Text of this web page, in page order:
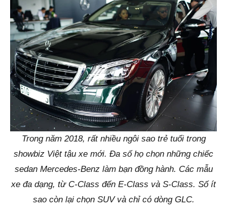
Trong năm 2018, rất nhiều ngôi sao trẻ tuổi trong
showbiz Việt tậu xe mới. Đa số họ chọn những chiếc
sedan Mercedes-Benz làm bạn đồng hành. Các mẫu
xe đa dạng, từ C-Class đến E-Class và S-Class. Số ít
sao còn lại chọn SUV và chỉ có dòng GLC.